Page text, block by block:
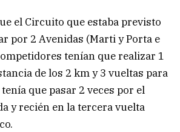
el Circuito que estaba previsto
por 2 Avenidas (Marti y Porta e
tenían que realizar 1
de los 2 km y 3 vueltas para
que pasar 2 veces por el
y recién en la tercera vuelta